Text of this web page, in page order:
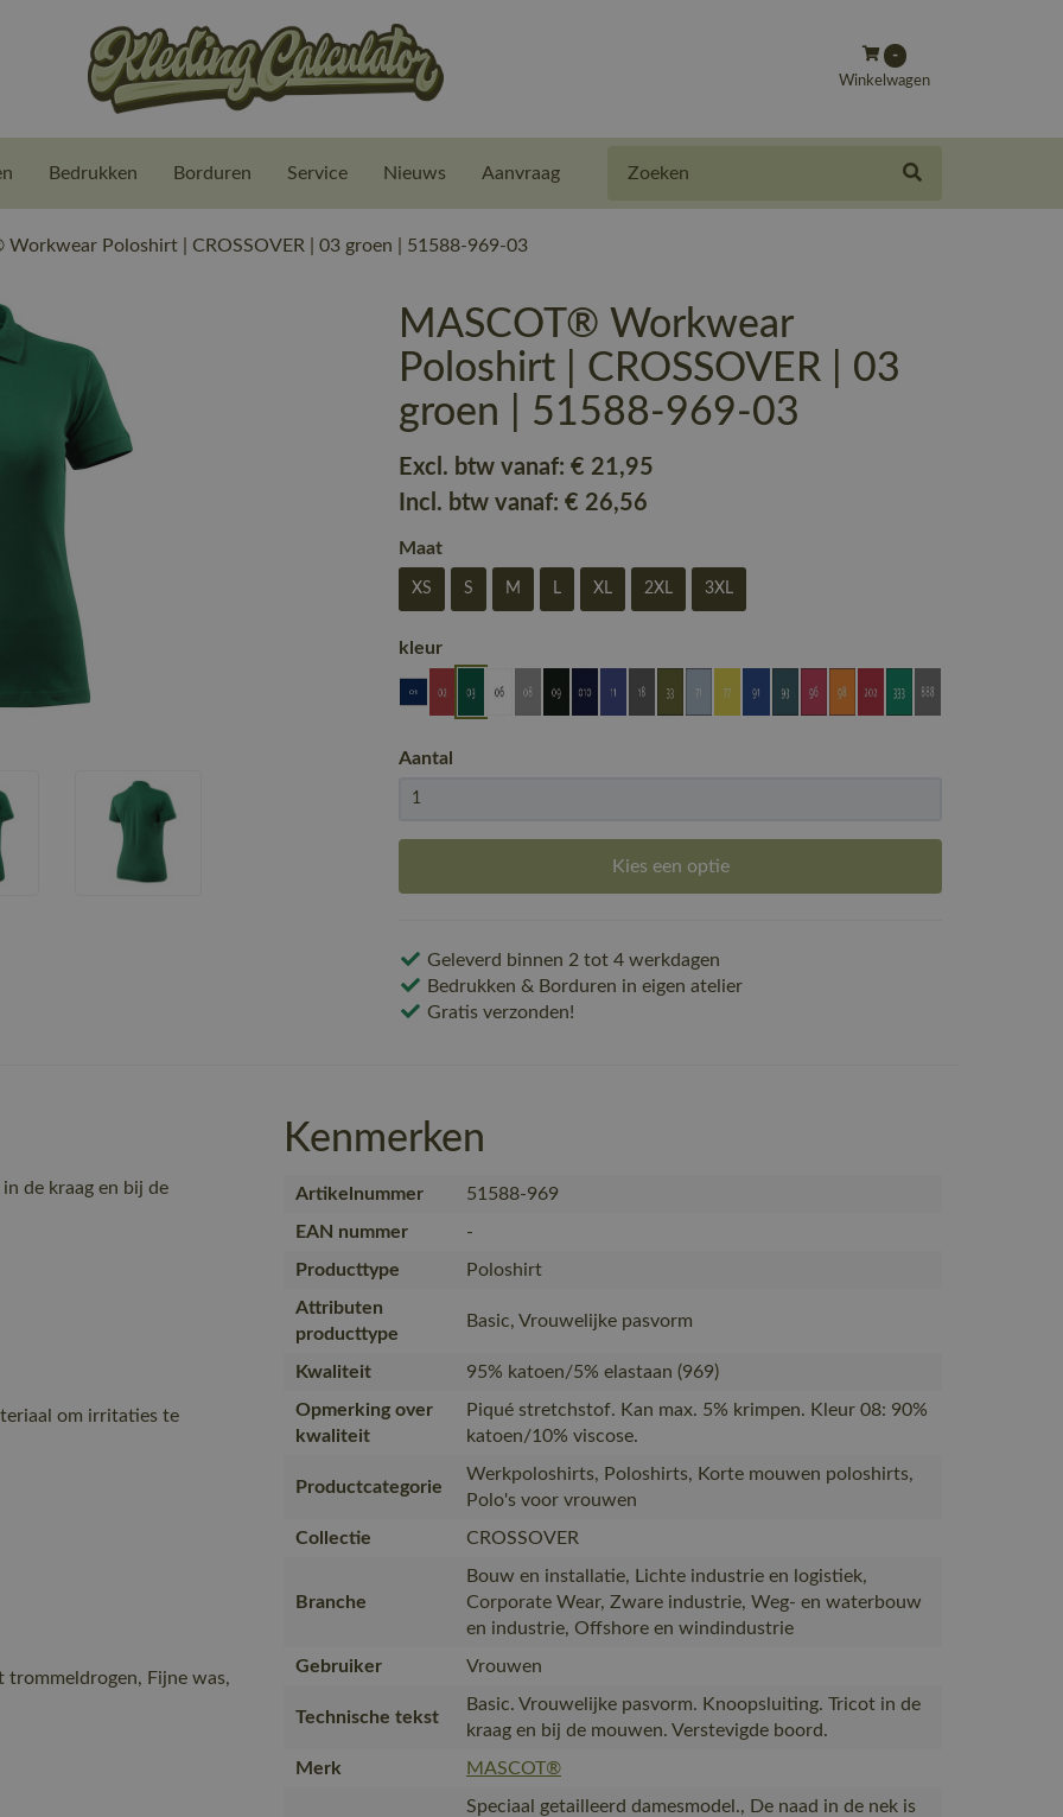
-
Winkelwagen
Bedrukken Borduren Service Nieuws Aanvraag
Workwear Poloshirt | CROSSOVER | 03 groen | 51588-969-03
MASCOT® Workwear
Poloshirt | CROSSOVER | 03
groen | 51588-969-03
Excl. btw vanaf:€ 21,95
Incl. btw vanaf:€ 26,56
Maat
XS S M L XL 2XL 3XL
kleur
Aantal
Kies een optie
Geleverd binnen 2 tot 4 werkdagen
Bedrukken & Borduren in eigen atelier
Gratis verzonden!
de kraag en bij de
om irritaties te
trommeldrogen, Fijne was,
Kenmerken
Artikelnummer
51588-969
EAN nummer
-
Producttype
Poloshirt
Attributen
producttype
Basic, Vrouwelijke pasvorm
Kwaliteit
95% katoen/5% elastaan (969)
Opmerking over
kwaliteit
Piqué stretchstof. Kan max. 5% krimpen. Kleur 08: 90%
katoen/10% viscose.
Productcategorie
Werkpoloshirts, Poloshirts, Korte mouwen poloshirts,
Polo's voor vrouwen
Collectie
CROSSOVER
Branche
Bouw en installatie, Lichte industrie en logistiek,
Corporate Wear, Zware industrie, Weg- en waterbouw
en industrie, Offshore en windindustrie
Gebruiker
Vrouwen
Technische tekst
Basic. Vrouwelijke pasvorm. Knoopsluiting. Tricot in de
kraag en bij de mouwen. Verstevigde boord.
Merk
MASCOT®
Speciaal getailleerd damesmodel., De naad in de nek is